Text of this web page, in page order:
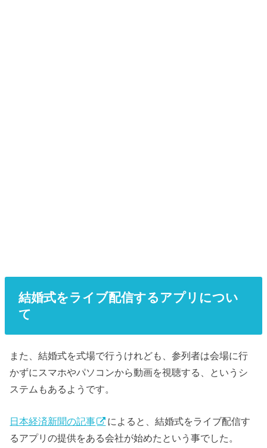
結婚式をライブ配信するアプリについ
て
また、結婚式を式場で行うけれども、参列者は会場に行
かずにスマホやパソコンから動画を視聴する、というシ
ステムもあるようです。
日本経済新聞の記事
によると、結婚式をライブ配信す
るアプリの提供をある会社が始めたという事でした。